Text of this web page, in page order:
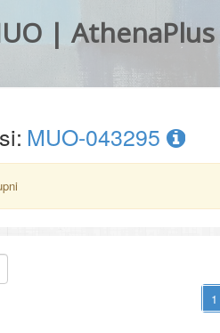
| AthenaPlus
MUO-043295